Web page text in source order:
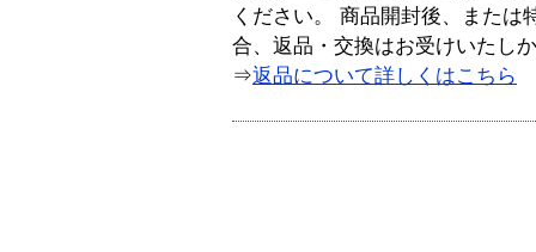
ください。 商品開封後、または
合、返品・交換はお受けいたし
⇒返品について詳しくはこちら